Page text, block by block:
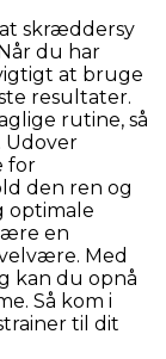
skræddersy
du har
at bruge
resultater.
rutine, så
Udover
for
den ren og
optimale
en
Med
kan du opnå
Så kom i
til dit